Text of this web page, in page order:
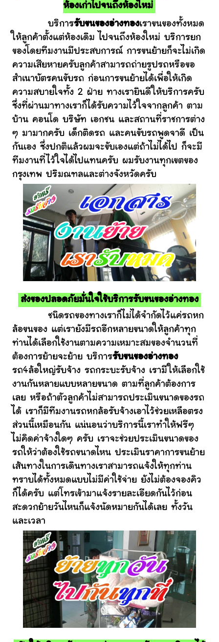
ห้องเก่าไปจนถึงห้องใหม่
บริการรับขนของอ่างทองเราขนของทั้งหมด
ให้ลูกค้าตั้งแต่ห้องเดิม ไปจนถึงห้องใหม่ บริการยก
ของโดยทีมงานมีประสบการณ์ การขนย้ายก็จะไม่เกิด
ความเสียหายครับลูกค้าสามารถถ่ายรูปรถหรือขอ
สำเนาบัตรคนขับรถ ก่อนการขนย้ายได้เพื่อให้เกิด
ความสบายใจทั้ง 2 ฝ่าย ทางเรายินดีให้บริการครับ
ซึ่งที่ผ่านมาทางเราก็ได้รับความไว้ใจจากลูกค้า ตาม
บ้าน คอนโด บริษัท เอกชน และสถานที่ราชการต่าง
ๆ มามากครับ เด็กติดรถ และคนขับรถพูดจาดี เป็น
กันเอง ซึ่งปกติแล้วผมจะขับเองแต่ถ้าไม่ได้ไป ก็จะมี
ทีมงานที่ไว้ใจได้ไปแทนครับ ผมรับงานทุกเขตของ
กรุงเทพ ปริมณฑลและต่างจังหวัดครับ
ส่งของปลอดภัยมั่นใจใช้บริการรับขนของอ่างทอง
ชนิดรถของทางเราก็ไม่ได้จำกัดไว้แค่รถหก
ล้อขนของ แต่เรายังมีรถอีกหลายขนาดให้ลูกค้าทุก
ท่านได้เลือกใช้งานตามความเหมาะสมของจำนวนที่
ต้องการย้ายจะย้าย บริการรับขนของอ่างทอง
รถ4ล้อใหญ่รับจ้าง รถกระบะรับจ้าง เรามีให้เลือกใช้
งานกันหลายแบบหลายขนาด ตามที่ลูกค้าต้องการ
เลย หรือถ้าตัวลูกค้าไม่สามารถประเมินขนาดของรถ
ได้ เราก็มีทีมงานรถหกล้อรับจ้างเอาไว้ช่วยเหลือตรง
ส่วนนี้เหมือนกัน แน่นอนว่าบริการนี้เราทำให้ฟรีๆ
ไม่คิดค่าจ้างใดๆ ครับ เราจะช่วยประเมินขนาดของ
รถให้ว่าต้องใช้รถขนาดไหน ประเมินราคาการขนย้าย
เส้นทางในการเดินทางเราสามารถแจ้งให้ทุกท่าน
ทราบได้ทั้งหมดแบบไม่มีค่าใช้จ่าย ยังไม่ต้องจองคิว
ก็ได้ครับ แต่โทรเข้ามาแจ้งรายละเอียดกันไว้ก่อน
สะดวกย้ายวันไหนก็แจ้งนัดหมายกันได้เลย ทั้งวัน
และเวลา